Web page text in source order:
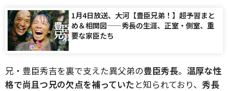
1月4日放送、大河【豊臣兄弟！】超予習まと
め＆相関図——秀長の生涯、正室・側室、重
要な家臣たち
兄・豊臣秀吉を裏で支えた異父弟の豊臣秀長。 温厚な性
格で尚且つ兄の欠点を補っていたと知られており、 秀長